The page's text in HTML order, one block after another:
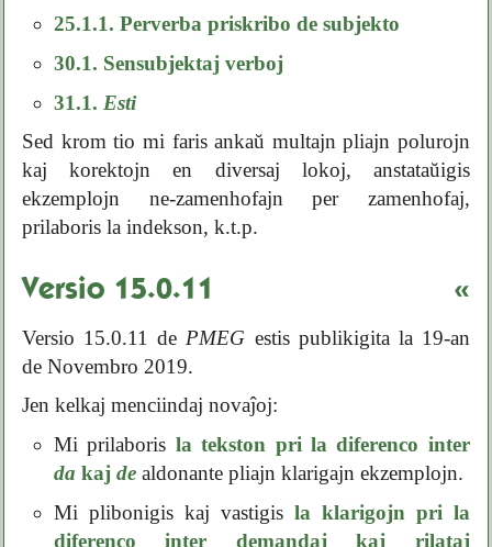
25.1.1. Perverba priskribo de subjekto
30.1. Sensubjektaj verboj
31.1. Esti
Sed krom tio mi faris ankaŭ multajn pliajn polurojn
kaj korektojn en diversaj lokoj, anstataŭigis
ekzemplojn ne-zamenhofajn per zamenhofaj,
prilaboris la indekson, k.t.p.
Versio 15.0.11 «
Versio 15.0.11 de PMEG estis publikigita la 19-an
de Novembro 2019.
Jen kelkaj menciindaj novaĵoj:
Mi prilaboris la tekston pri la diferenco inter
da kaj dealdonante pliajn klarigajn ekzemplojn.
Mi plibonigis kaj vastigis la klarigojn pri la
diferenco inter demandaj kaj rilataj